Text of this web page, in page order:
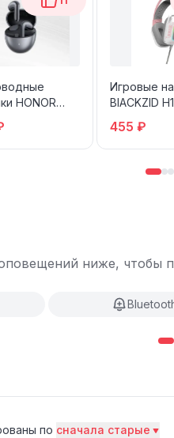
HONOR
Игровые
BlACKZID
455 ₽
ниже, чтобы
по сначала старые